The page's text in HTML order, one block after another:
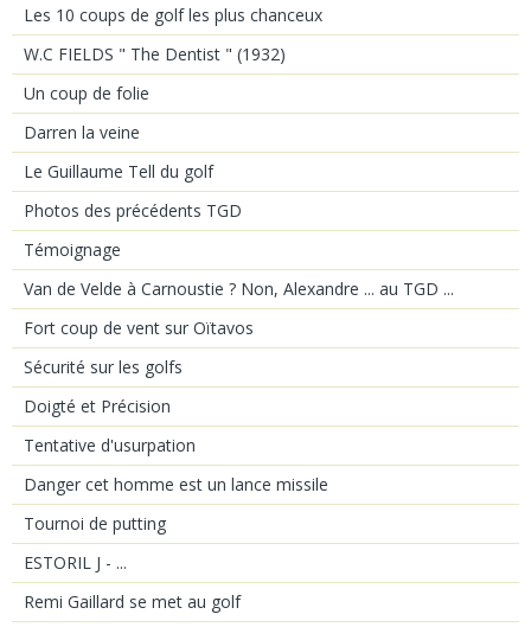
Les 10 coups de golf les plus chanceux
W.C FIELDS " The Dentist " (1932)
Un coup de folie
Darren la veine
Le Guillaume Tell du golf
Photos des précédents TGD
Témoignage
Van de Velde à Carnoustie ? Non, Alexandre ... au TGD ...
Fort coup de vent sur Oïtavos
Sécurité sur les golfs
Doigté et Précision
Tentative d'usurpation
Danger cet homme est un lance missile
Tournoi de putting
ESTORIL J - ...
Remi Gaillard se met au golf